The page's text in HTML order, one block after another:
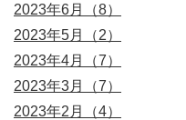
2023年6月（8）
2023年5月（2）
2023年4月（7）
2023年3月（7）
2023年2月（4）